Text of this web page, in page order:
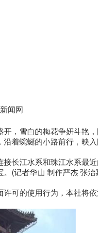
闻网
雪白的梅花争妍斗艳，
蜿蜒的小路前行，映入
江水系和珠江水系最近
(记者华山 制作严杰 张治
可的使用行为，本社将依